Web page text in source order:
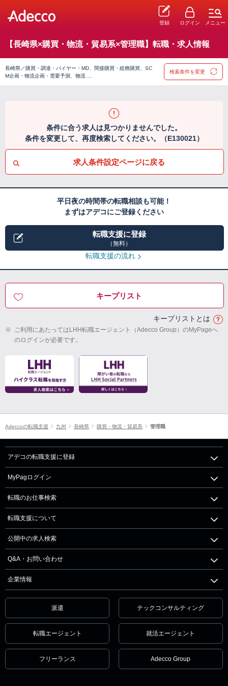
登録 ログイン メニュー
【長崎県×購買・物流・貿易系×管理職】転職・求人情報
長崎県／購買・調達・バイヤー・MD、間接購買・総務購買、SC
M企画・物流企画・需要予測、物流 …
検索条件を変更
条件に合う求人は見つかりませんでした。
条件を変更して、再度検索してください。（E130021）
求人条件設定ページに戻る
平日夜の時間帯の転職相談も可能！
まずはアデコにご登録ください
転職支援に登録
（無料）
転職支援の流れ
キープリスト
キープリストとは
※ ご利用にあたってはLHH転職エージェント（Adecco Group）のMyPageへ
のログインが必要です。
Adeccoの転職支援 九州 長崎県 購買・物流・貿易系 管理職
アデコの転職支援に登録
MyPagログイン
転職のお仕事検索
転職支援について
公開中の求人検索
Q&A・お問い合わせ
企業情報
派遣 テックコンサルティング
転職エージェント 就活エージェント
フリーランス Adecco Group